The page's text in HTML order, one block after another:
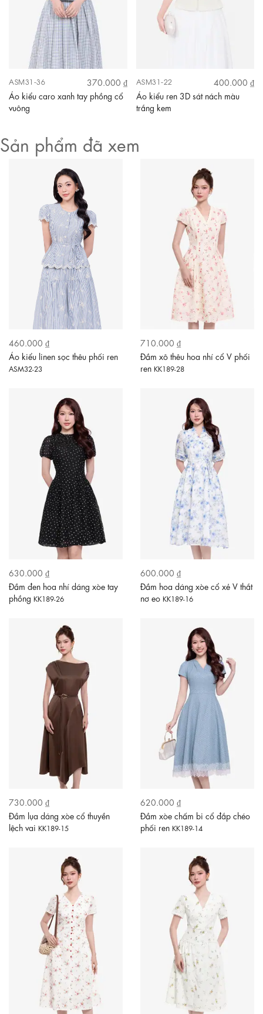
ASM31-36
370.000 ₫
Áo kiểu caro xanh tay phồng cổ
vuông
ASM31-22
400.000 ₫
Áo kiểu ren 3D sát nách màu
trắng kem
Sản phẩm đã xem
460.000 ₫
Áo kiểu linen sọc thêu phối ren
ASM32-23
710.000 ₫
Đầm xô thêu hoa nhí cổ V phối
ren KK189-28
630.000 ₫
Đầm đen hoa nhí dáng xòe tay
phồng KK189-26
600.000 ₫
Đầm hoa dáng xòe cổ xẻ V thắt
nơ eo KK189-16
730.000 ₫
Đầm lụa dáng xòe cổ thuyền
lệch vai KK189-15
620.000 ₫
Đầm xòe chấm bi cổ đắp chéo
phối ren KK189-14